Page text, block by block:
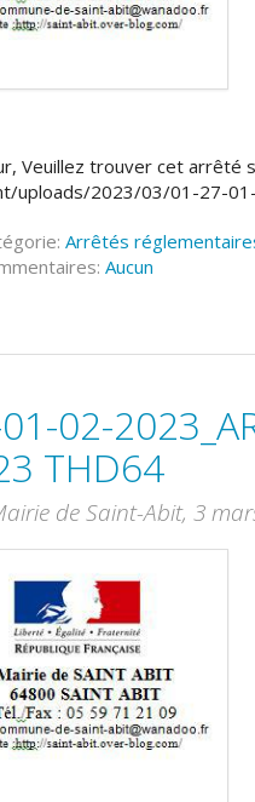
Veuillez trouver cet arrêté
uploads/2023/03/01-27-
Arrêtés
Aucun
02-
THD64
de Saint-Abit, 3